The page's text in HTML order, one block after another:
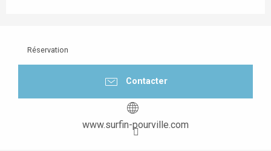
Réservation
Contacter
www.surfin-pourville.com